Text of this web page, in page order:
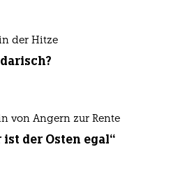
der Hitze
von Angern zur Rente
ist der Osten egal“